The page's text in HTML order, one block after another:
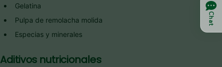
Gelatina
Pulpa de remolacha molida
Especias y minerales
Aditivos nutricionales
Chat